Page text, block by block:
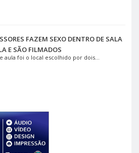
FAZEM SEXO DENTRO DE SALA
E SÃO FILMADOS
aula foi o local escolhido por dois...